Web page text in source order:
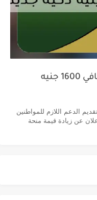
وزارة التموين تعلن عن دعم إضافي 1600 جنيه
الدعم اللازم للمواطنين
عن زيادة قيمة منحة